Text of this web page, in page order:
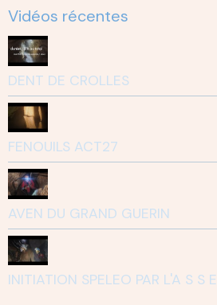
Vidéos récentes
DENT DE CROLLES
FENOUILS ACT27
AVEN DU GRAND GUERIN
INITIATION SPELEO PAR L'A S S E